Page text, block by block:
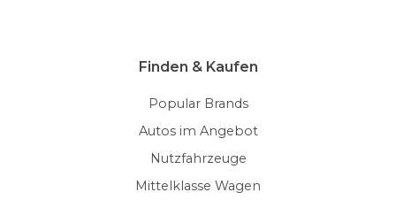
Finden & Kaufen
Popular Brands
Autos im Angebot
Nutzfahrzeuge
Mittelklasse Wagen